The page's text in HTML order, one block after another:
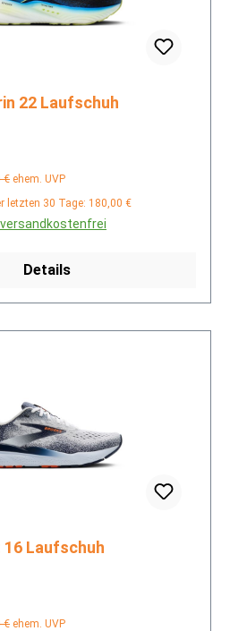
22 Laufschuh
Preis:
€ ehem. UVP
letzten 30 Tage: 180,00 €
Details
16 Laufschuh
Preis:
€ ehem. UVP